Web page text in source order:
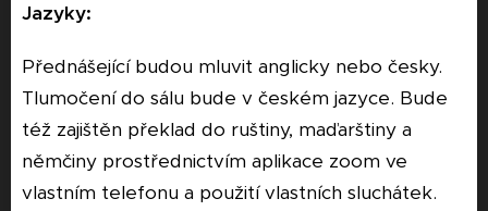
Jazyky:
Přednášející budou mluvit anglicky nebo česky.
Tlumočení do sálu bude v českém jazyce. Bude
též zajištěn překlad do ruštiny, maďarštiny a
němčiny prostřednictvím aplikace zoom ve
vlastním telefonu a použití vlastních sluchátek.